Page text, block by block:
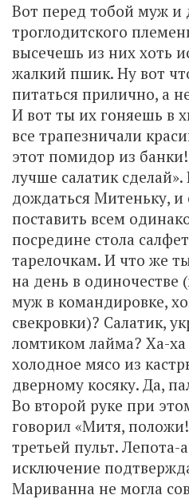
Вот перед тобой муж и
троглодитского
высечешь из них хоть
жалкий пшик. Ну вот
питаться прилично, а
И вот ты их гоняешь в
все трапезничали
этот помидор из
лучше салатик
дождаться Митеньку, и
поставить всем
посредине стола
тарелочкам. И что же
на день в одиночестве
муж в командировке,
свекровки)? Салатик,
ломтиком лайма? Ха-
холодное мясо из
дверному косяку. Да,
Во второй руке при
говорил «Митя,
третьей пульт.
исключение
Мариванна не могла